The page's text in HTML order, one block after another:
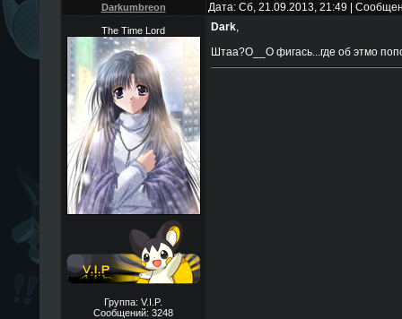
Darkumbreon Дата: Сб, 21.09.2013, 21:49 |
The Time Lord
Группа: V.I.P.
Сообщений: 3248
Dark,
Штаа?O__O фигась...где об этмо